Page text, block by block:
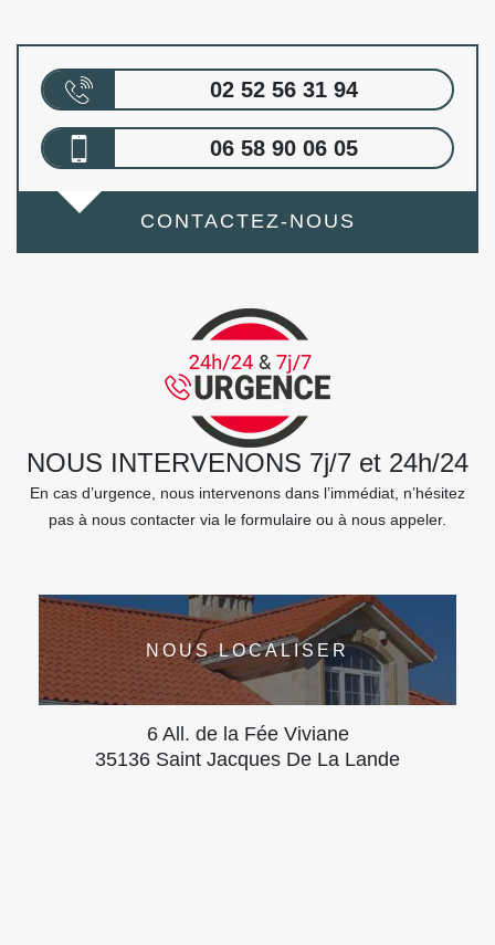
02 52 56 31 94
06 58 90 06 05
CONTACTEZ-NOUS
NOUS INTERVENONS 7j/7 et 24h/24
En cas d’urgence, nous intervenons dans l’immédiat, n’hésitez
pas à nous contacter via le formulaire ou à nous appeler.
NOUS LOCALISER
6 All. de la Fée Viviane
35136 Saint Jacques De La Lande